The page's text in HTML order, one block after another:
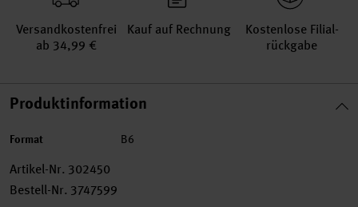
Versand­kosten­frei
ab 34,99 €
Kauf auf Rechnung
Kosten­lose Filial­
rückgabe
Produktinformation
Format B6
Artikel-Nr. 302450
Bestell-Nr. 3747599